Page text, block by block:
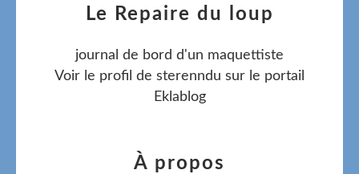
Le Repaire du loup
journal de bord d'un maquettiste
Voir le profil de sterenndu sur le portail
Eklablog
À propos